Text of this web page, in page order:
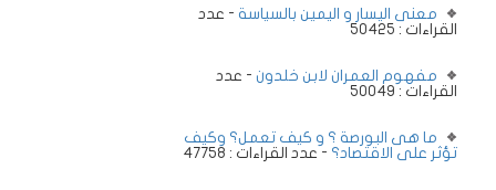
معنى اليسار و اليمين بالسياسة - عدد
القراءات : 50425
مفهوم العمران لابن خلدون - عدد
القراءات : 50049
ما هى البورصة ؟ و كيف تعمل؟ وكيف
تؤثر على الاقتصاد؟ - عدد القراءات : 47758